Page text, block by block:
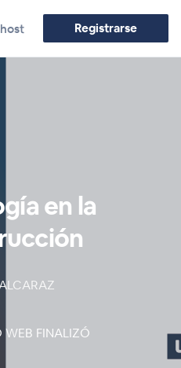
Registrarse
en la
WEB FINALIZÓ